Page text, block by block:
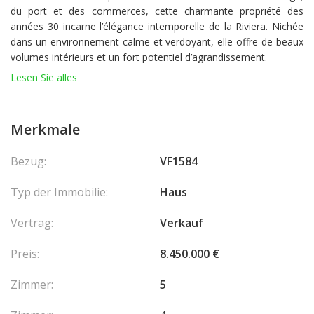
du port et des commerces, cette charmante propriété des
années 30 incarne l’élégance intemporelle de la Riviera. Nichée
dans un environnement calme et verdoyant, elle offre de beaux
volumes intérieurs et un fort potentiel d’agrandissement.
Rez-de-jardin : vaste salon d’été ouvrant sur le jardin, chambre
entièrement équipée, grand salon / salle à manger avec
salle de bains.
Deuxième étage : bureau lumineux offrant une agréable vue
Lesen Sie alles
Merkmale
Bezug:
VF1584
Typ der Immobilie:
Haus
Vertrag:
Verkauf
Preis:
8.450.000 €
Zimmer:
5